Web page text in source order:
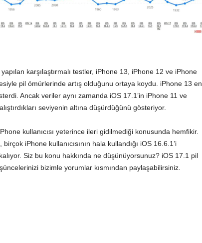
karşılaştırmalı testler, iPhone 13, iPhone 12 ve iPhone
pil ömürlerinde artış olduğunu ortaya koydu. iPhone 13 en
Ancak veriler aynı zamanda iOS 17.1’in iPhone 11 ve
seviyenin altına düşürdüğünü gösteriyor.
kullanıcısı yeterince ileri gidilmediği konusunda hemfikir.
iPhone kullanıcısının hala kullandığı iOS 16.6.1’i
Siz bu konu hakkında ne düşünüyorsunuz? iOS 17.1 pil
bizimle yorumlar kısmından paylaşabilirsiniz.